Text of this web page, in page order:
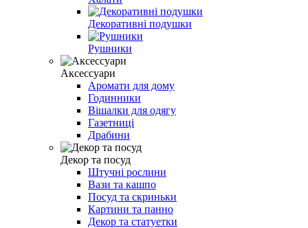
Декоративні подушки
Рушники
Аксессуари
Аромати для дому
Годинники
Вішалки для одягу
Газетниці
Драбини
Декор та посуд
Штучні рослини
Вази та кашпо
Посуд та скриньки
Картини та панно
Декор та статуетки